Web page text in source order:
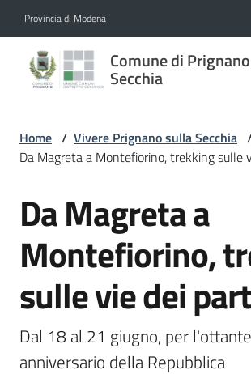
Provincia di Modena
Comune di
Secchia
Comune
di
sulla
Secchia
Amministrazione
Novità
Servizi
Vivere
Home / Vivere Prignano sulla Secchia
Da Magreta a Montefiorino, trekking sulle
Salta al contenuto
Da Magreta a
Montefiorino,
sulle vie dei
Dal 18 al 21 giugno, per
anniversario della Repubblica